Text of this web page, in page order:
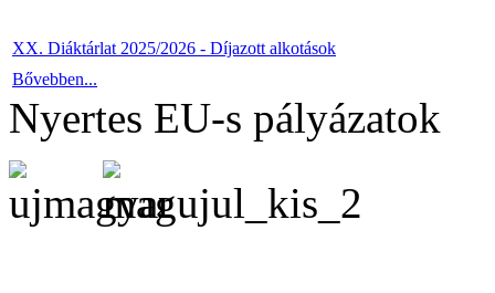
XX. Diáktárlat 2025/2026 - Díjazott alkotások
Bővebben...
Nyertes EU-s pályázatok